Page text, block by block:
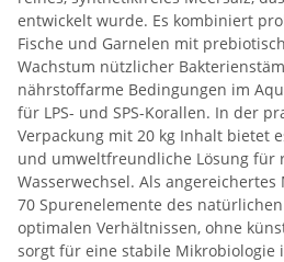
entwickelt wurde. Es kombiniert
Fische und Garnelen mit
Wachstum nützlicher
nährstoffarme Bedingungen im
für LPS- und SPS-Korallen. In der
Verpackung mit 20 kg Inhalt bietet
und umweltfreundliche Lösung für
Wasserwechsel. Als
70 Spurenelemente des
optimalen Verhältnissen, ohne
sorgt für eine stabile Mikrobiologie